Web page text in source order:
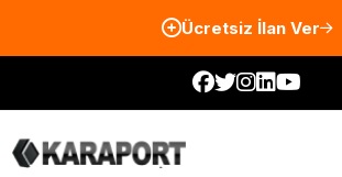
Ücretsiz İlan Ver